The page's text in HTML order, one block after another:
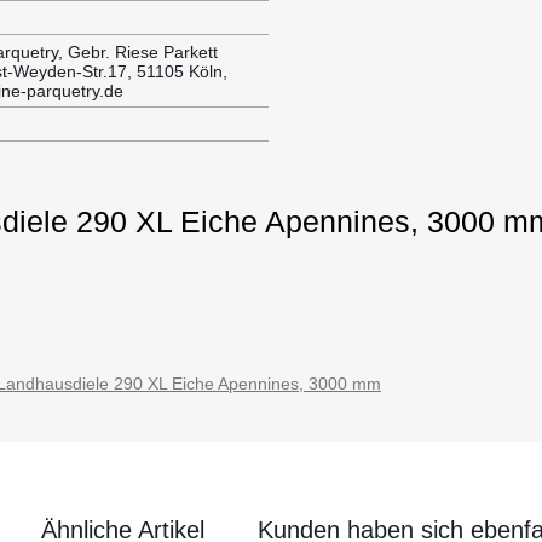
Gebr. Riese Parkett
Weyden-Str.17, 51105 Köln,
parquetry.de
290 XL Eiche Apennines, 3000
290 XL Eiche Apennines, 3000 mm
Ähnliche Artikel Kunden haben sich